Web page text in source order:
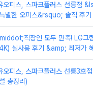
오피스, 스파크플러스 선릉점
별한 오피스&rsquo; 솔직 후기
직장인 모두 만족! LG
실사용 후기 &amp; 최저가
오피스, 스파크플러스 선릉3호점
총정리)